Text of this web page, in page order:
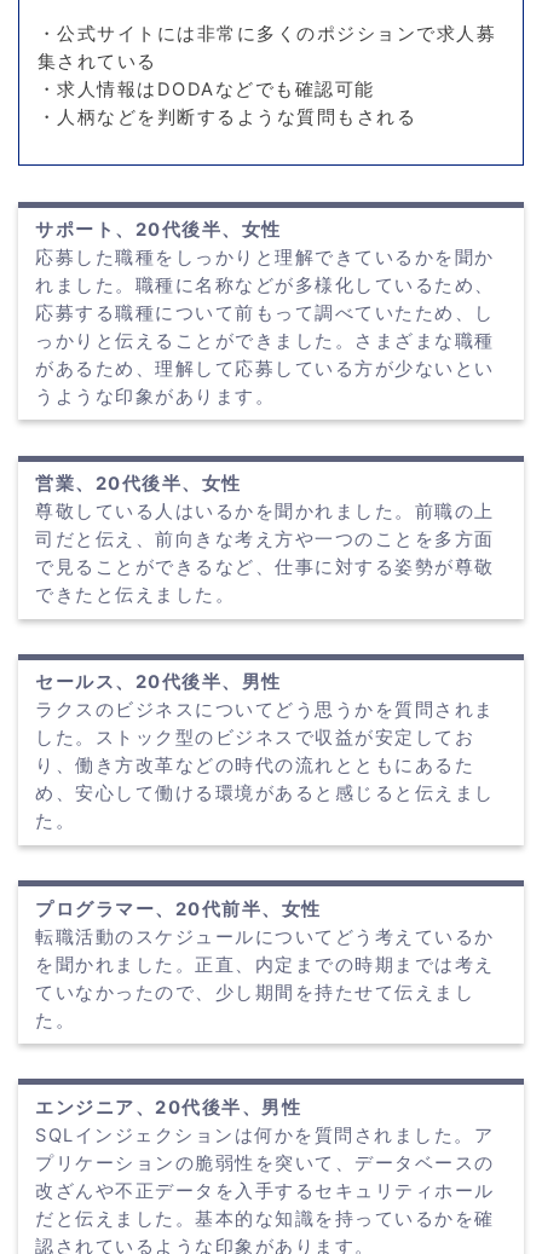
・公式サイトには非常に多くのポジションで求人募
集されている
・求人情報はDODAなどでも確認可能
・人柄などを判断するような質問もされる
サポート、20代後半、女性
応募した職種をしっかりと理解できているかを聞か
れました。職種に名称などが多様化しているため、
応募する職種について前もって調べていたため、し
っかりと伝えることができました。さまざまな職種
があるため、理解して応募している方が少ないとい
うような印象があります。
営業、20代後半、女性
尊敬している人はいるかを聞かれました。前職の上
司だと伝え、前向きな考え方や一つのことを多方面
で見ることができるなど、仕事に対する姿勢が尊敬
できたと伝えました。
セールス、20代後半、男性
ラクスのビジネスについてどう思うかを質問されま
した。ストック型のビジネスで収益が安定してお
り、働き方改革などの時代の流れとともにあるた
め、安心して働ける環境があると感じると伝えまし
た。
プログラマー、20代前半、女性
転職活動のスケジュールについてどう考えているか
を聞かれました。正直、内定までの時期までは考え
ていなかったので、少し期間を持たせて伝えまし
た。
エンジニア、20代後半、男性
SQLインジェクションは何かを質問されました。ア
プリケーションの脆弱性を突いて、データベースの
改ざんや不正データを入手するセキュリティホール
だと伝えました。基本的な知識を持っているかを確
認されているような印象があります。